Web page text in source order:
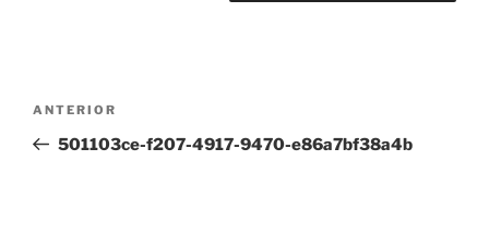
entradas
Entrada
anterior:
ANTERIOR
501103ce-f207-4917-9470-e86a7bf38a4b